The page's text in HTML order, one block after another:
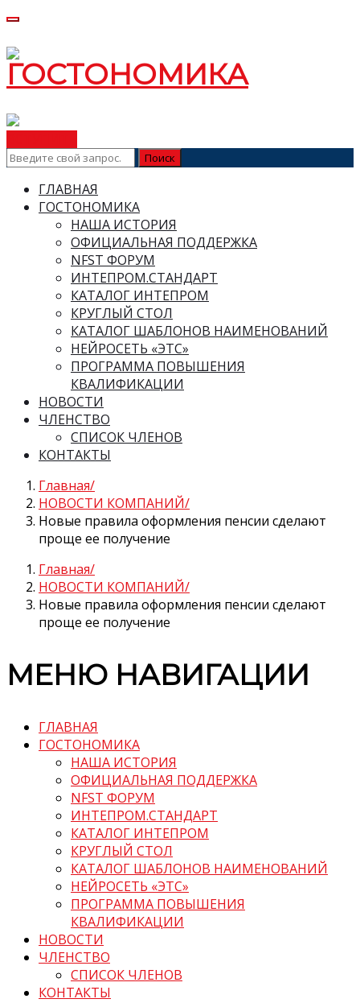
ГЛАВНАЯ
ГОСТОНОМИКА
НАША ИСТОРИЯ
ОФИЦИАЛЬНАЯ ПОДДЕРЖКА
NFST ФОРУМ
ИНТЕПРОМ.СТАНДАРТ
КАТАЛОГ ИНТЕПРОМ
КРУГЛЫЙ СТОЛ
КАТАЛОГ ШАБЛОНОВ НАИМЕНОВАНИЙ
НЕЙРОСЕТЬ «ЭТС»
ПРОГРАММА ПОВЫШЕНИЯ
КВАЛИФИКАЦИИ
НОВОСТИ
ЧЛЕНСТВО
СПИСОК ЧЛЕНОВ
КОНТАКТЫ
Главная
НОВОСТИ КОМПАНИЙ
Новые правила оформления пенсии сделают
проще ее получение
Главная
НОВОСТИ КОМПАНИЙ
Новые правила оформления пенсии сделают
проще ее получение
МЕНЮ НАВИГАЦИИ
ГЛАВНАЯ
ГОСТОНОМИКА
НАША ИСТОРИЯ
ОФИЦИАЛЬНАЯ ПОДДЕРЖКА
NFST ФОРУМ
ИНТЕПРОМ.СТАНДАРТ
КАТАЛОГ ИНТЕПРОМ
КРУГЛЫЙ СТОЛ
КАТАЛОГ ШАБЛОНОВ НАИМЕНОВАНИЙ
НЕЙРОСЕТЬ «ЭТС»
ПРОГРАММА ПОВЫШЕНИЯ
КВАЛИФИКАЦИИ
НОВОСТИ
ЧЛЕНСТВО
СПИСОК ЧЛЕНОВ
КОНТАКТЫ